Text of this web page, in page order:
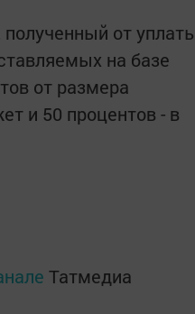
полученный от
на базе
от размера
и 50 процентов - в
Татмедиа